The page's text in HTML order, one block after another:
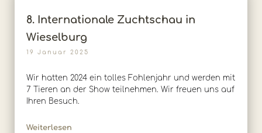
8. Internationale Zuchtschau in
Wieselburg
19 Januar 2025
Wir hatten 2024 ein tolles Fohlenjahr und werden mit
7 Tieren an der Show teilnehmen. Wir freuen uns auf
Ihren Besuch.
Weiterlesen